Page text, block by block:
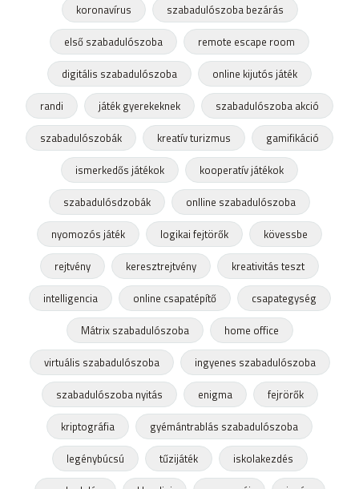
koronavírus
szabadulószoba bezárás
első szabadulószoba
remote escape room
digitális szabadulószoba
online kijutós játék
randi
játék gyerekeknek
szabadulószoba akció
szabadulószobák
kreatív turizmus
gamifikáció
ismerkedős játékok
kooperatív játékok
szabadulósdzobák
onlline szabadulószoba
nyomozós játék
logikai fejtörők
kövessbe
rejtvény
keresztrejtvény
kreativitás teszt
intelligencia
online csapatépítő
csapategység
Mátrix szabadulószoba
home office
virtuális szabadulószoba
ingyenes szabadulószoba
szabadulószoba nyitás
enigma
fejrörők
kriptográfia
gyémántrablás szabadulószoba
legénybúcsú
tűzijáték
iskolakezdés